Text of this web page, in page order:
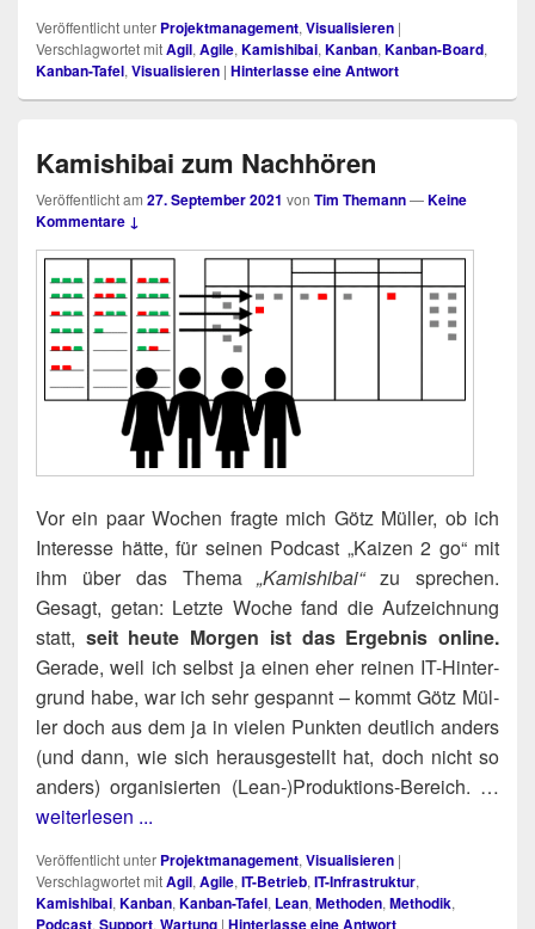
Veröffentlicht unter Projektmanagement,Visualisieren |
Verschlagwortet mitAgil,Agile,Kamishibai,Kanban,Kanban-Board,
Kanban-Tafel,Visualisieren | Hinterlasse eine Antwort
Kamishibai zum Nachhören
Veröffentlicht am 27. September 2021 von Tim Themann—Keine
Kommentare ↓
Vor ein paar Wochen frag­te mich Götz Mül­ler, ob ich
Inter­es­se hät­te, für sei­nen Pod­cast „Kai­zen 2 go“ mit
ihm über das The­ma„Kami­shi­bai“zu spre­chen.
Gesagt, getan: Letz­te Woche fand die Auf­zeich­nung
statt, seit heu­te Mor­gen ist das Ergeb­nis online.
Gera­de, weil ich selbst ja einen eher rei­nen IT-Hin­ter­
grund habe, war ich sehr gespannt – kommt Götz Mül­
ler doch aus dem ja in vie­len Punk­ten deut­lich anders
(und dann, wie sich her­aus­ge­stellt hat, doch nicht so
anders) orga­ni­sier­ten (Lean‑)​Produktions-Bereich. …
weiterlesen ...
Veröffentlicht unter Projektmanagement, Visualisieren |
Verschlagwortet mitAgil, Agile, IT-Betrieb, IT-Infrastruktur,
Kamishibai, Kanban, Kanban-Tafel, Lean, Methoden, Methodik,
Podcast, Support, Wartung | Hinterlasse eine Antwort